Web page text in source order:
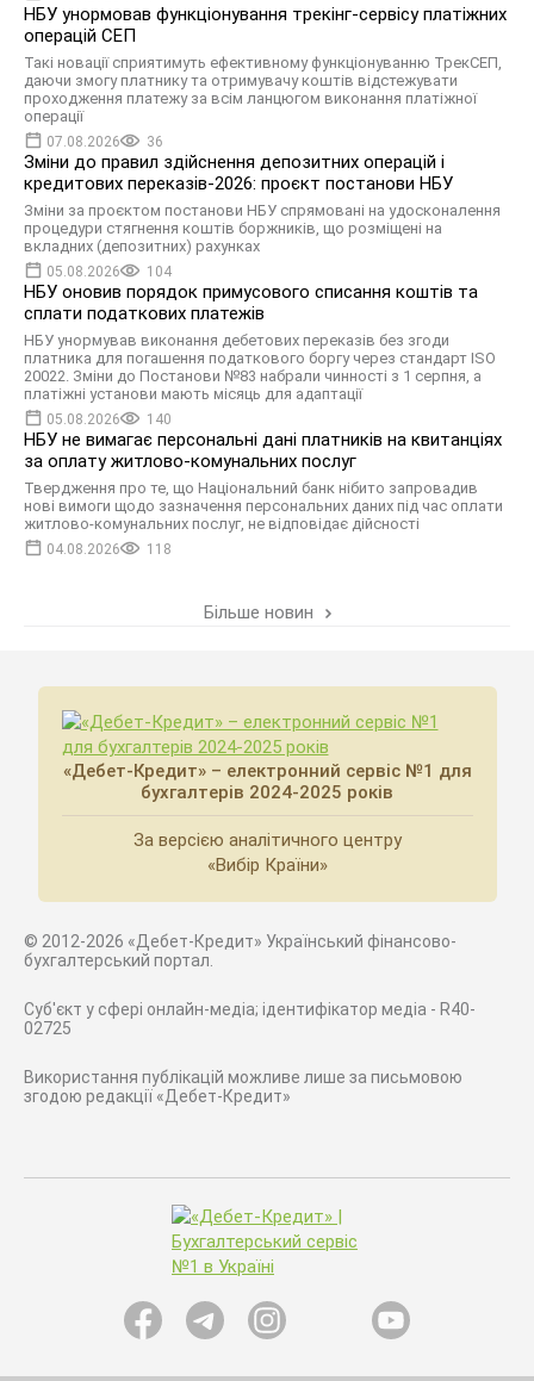
НБУ унормовав функціонування трекінг-сервісу платіжних
операцій СЕП
Такі новації сприятимуть ефективному функціонуванню ТрекСЕП,
даючи змогу платнику та отримувачу коштів відстежувати
проходження платежу за всім ланцюгом виконання платіжної
операції
07.08.2026 36
Зміни до правил здійснення депозитних операцій і
кредитових переказів-2026: проєкт постанови НБУ
Зміни за проєктом постанови НБУ спрямовані на удосконалення
процедури стягнення коштів боржників, що розміщені на
вкладних (депозитних) рахунках
05.08.2026 104
НБУ оновив порядок примусового списання коштів та
сплати податкових платежів
НБУ унормував виконання дебетових переказів без згоди
платника для погашення податкового боргу через стандарт ISO
20022. Зміни до Постанови №83 набрали чинності з 1 серпня, а
платіжні установи мають місяць для адаптації
05.08.2026 140
НБУ не вимагає персональні дані платників на квитанціях
за оплату житлово-комунальних послуг
Твердження про те, що Національний банк нібито запровадив
нові вимоги щодо зазначення персональних даних під час оплати
житлово-комунальних послуг, не відповідає дійсності
04.08.2026 118
Більше новин
«Дебет-Кредит» – електронний сервіс №1 для
бухгалтерів 2024-2025 років
За версією аналітичного центру
«Вибір Країни»
© 2012-2026 «Дебет-Кредит» Український фінансово-
бухгалтерський портал.
Суб'єкт у сфері онлайн-медіа; ідентифікатор медіа - R40-
02725
Використання публікацій можливе лише за письмовою
згодою редакції «Дебет-Кредит»